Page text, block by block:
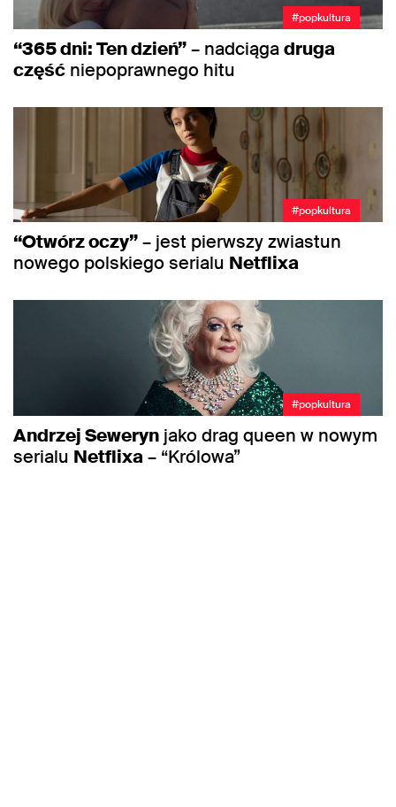
#popkultura
“365 dni: Ten dzień”– nadciągadruga
część niepoprawnego hitu
#popkultura
“Otwórz oczy”– jest pierwszy zwiastun
nowego polskiego serialu Netflixa
#popkultura
Andrzej Seweryn jako drag queen w nowym
serialu Netflixa– “Królowa”